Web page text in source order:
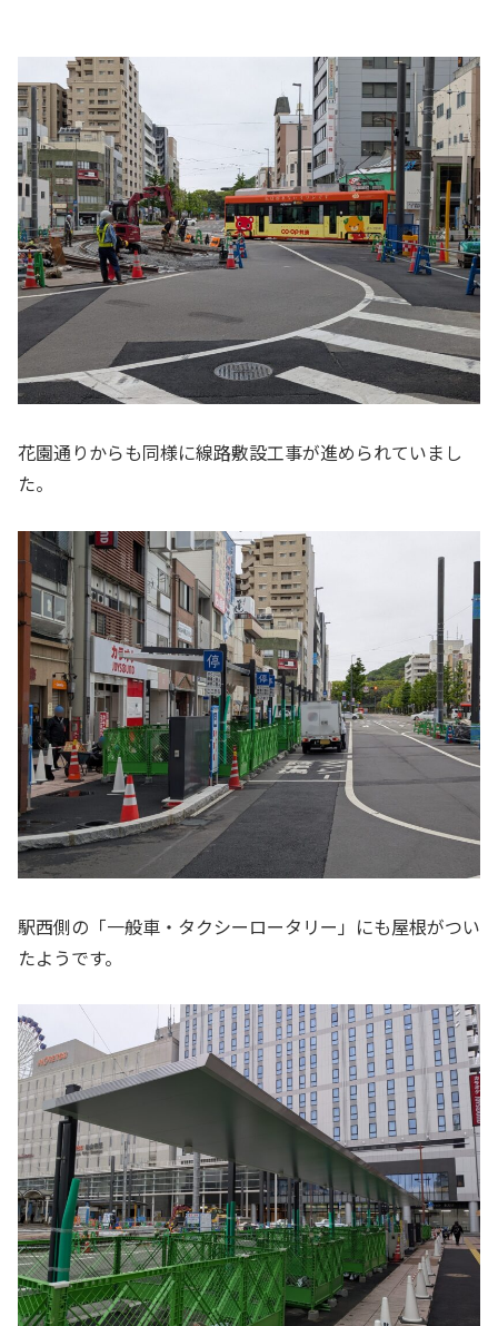
花園通りからも同様に線路敷設工事が進められていまし
た。
駅西側の「一般車・タクシーロータリー」にも屋根がつい
たようです。